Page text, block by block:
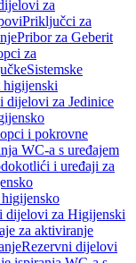
za
Priključci za
Pribor za Geberit
za
Sistemske
higijenski
dijelovi za Jedinice
i pokrovne
WC-a s uređajem
i uređaji za
dijelovi za Higijenski
za aktiviranje
Rezervni dijelovi